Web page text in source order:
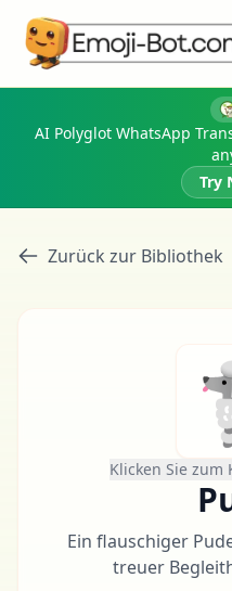
AI Polyglot WhatsApp
Try
Zurück zur Bibliothek
Klicken Sie zum
Ein flauschiger
treuer